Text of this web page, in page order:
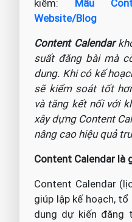
kiếm: Mẫu
Website/Blog
Content Calendar
suất đăng bài mà
dung. Khi có kế
sẽ kiểm soát tốt
và tăng kết nối với
xây dựng Content
nâng cao hiệu quả
Content Calendar là
Content Calendar
giúp lập kế hoạch,
dung dự kiến đăng